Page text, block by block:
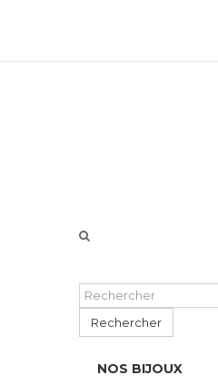
Rechercher
NOS BIJOUX